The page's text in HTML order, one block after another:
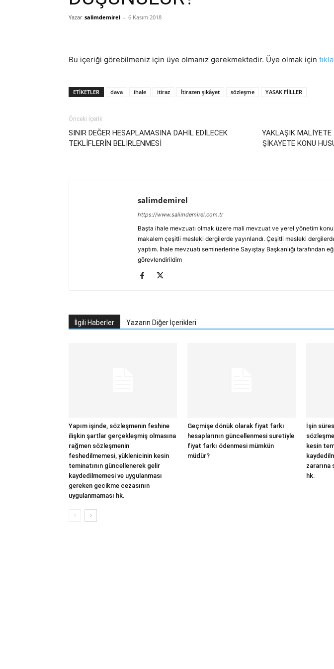
Yazar salimdemirel - 6 Kasım 2018
Bu içeriği görebilmeniz için üye olmanız gerekmektedir. Üye olmak için
ETIKETLER dava ihale itiraz İtirazen şikâyet sözleşme YASAK FİİLLER
Önceki İçerik
SINIR DEĞER HESAPLAMASINA DAHİL EDİLECEK
TEKLİFLERİN BELİRLENMESİ
YAKLAŞIK
ŞİKAYETE KONU
salimdemirel
https://www.salimdemirel.com.tr
Başta ihale mevzuatı olmak üzere mali mevzuat ve yerel yönetim
makalem çeşitli mesleki dergilerde yayınlandı. Çeşitli mesleki
yaptım. İhale mevzuatı seminerlerine Sayıştay Başkanlığı tarafından
görevlendirildim
İlgili Haberler Yazarın Diğer İçerikleri
Yapım işinde, sözleşmenin feshine
ilişkin şartlar gerçekleşmiş olmasına
rağmen sözleşmenin
feshedilmemesi, yüklenicinin kesin
teminatının güncellenerek gelir
kaydedilmemesi ve uygulanması
gereken gecikme cezasının
uygulanmaması hk.
Geçmişe dönük olarak fiyat farkı
hesaplarının güncellenmesi suretiyle
fiyat farkı ödenmesi mümkün
müdür?
İşin
kesin
zararına
hk.